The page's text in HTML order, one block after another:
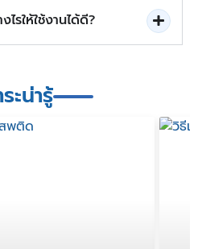
รให้ใช้งานได้ดี?
ะน่ารู้